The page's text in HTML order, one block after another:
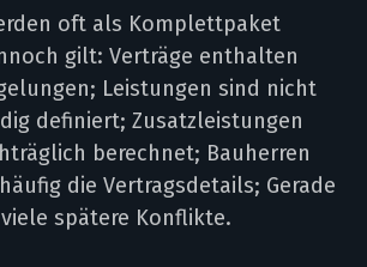
oft als Komplettpaket
gilt: Verträge enthalten
Leistungen sind nicht
definiert; Zusatzleistungen
berechnet; Bauherren
die Vertragsdetails; Gerade
spätere Konflikte.